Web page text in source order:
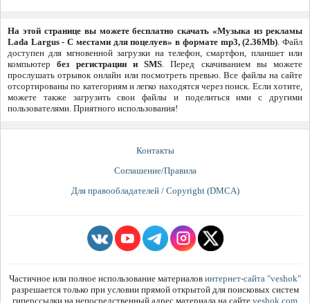
На этой странице вы можете бесплатно скачать «Музыка из рекламы
Lada Largus - С местами для поцелуев» в формате mp3, (2.36Mb). Файл
доступен для мгновенной загрузки на телефон, смартфон, планшет или
компьютербез регистрации и SMS. Перед скачиванием вы можете
прослушать отрывок онлайн или посмотреть превью. Все файлы на сайте
отсортированы по категориям и легко находятся через поиск. Если хотите,
можете также загрузить свои файлы и поделиться ими с другими
пользователями. Приятного использования!
Контакты
Соглашение/Правила
Для правообладателей / Copyright (DMCA)
Частичное или полное использование материалов интернет-сайта "veshok"
разрешается только при условии прямой открытой для поисковых систем
гиперссылки на непосредственный адрес материала на сайте veshok.com